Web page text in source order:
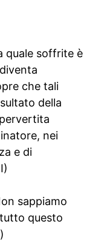
quale soffrite è
che tali
della
nei
e di
sappiamo
questo